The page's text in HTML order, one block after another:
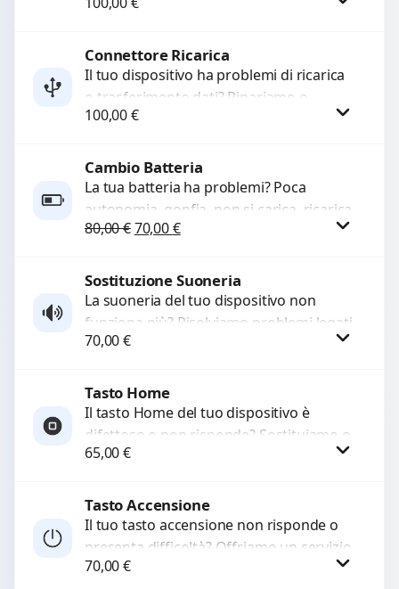
ricambi di alta qualità e garantiti.
Procedi
Connettore Ricarica
Il tuo dispositivo ha problemi di ricarica
o trasferimento dati? Ripariamo o
sostituiamo connettori di ricarica guasti,
100,00€
Procedi
Cambio Batteria
La tua batteria ha problemi? Poca
autonomia, gonfia, non si carica, ricarica
lenta o cicli di ricarica esauriti?
80,00€Il prezzo originale era: 80,00 €.
70,00€Il prezzo attuale è: 70,00 €.
Procedi
Sostituzione Suoneria
La suoneria del tuo dispositivo non
funziona più? Risolviamo problemi legati
a moduli audio difettosi con interventi
70,00€
Tasto Home
Il tasto Home del tuo dispositivo è
difettoso o non risponde? Sostituiamo o
ripariamo il modulo con componenti di
65,00€
Procedi
Tasto Accensione
Il tuo tasto accensione non risponde o
presenta difficoltà? Offriamo un servizio
professionale di riparazione o
70,00€